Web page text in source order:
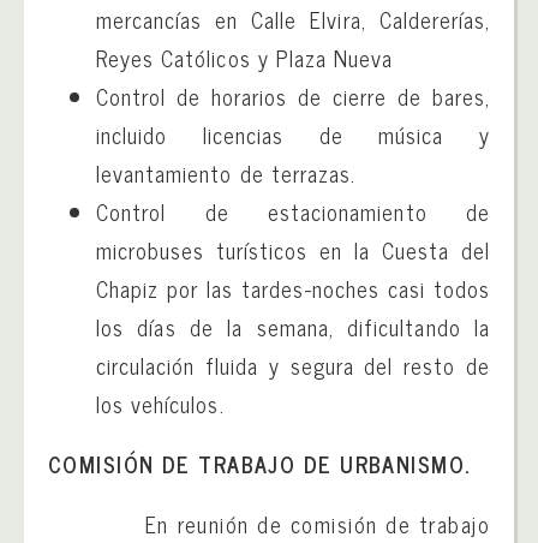
mercancías en Calle Elvira, Caldererías,
Reyes Católicos y Plaza Nueva
Control de horarios de cierre de bares,
incluido licencias de música y
levantamiento de terrazas.
Control de estacionamiento de
microbuses turísticos en la Cuesta del
Chapiz por las tardes-noches casi todos
los días de la semana, dificultando la
circulación fluida y segura del resto de
los vehículos.
COMISIÓN DE TRABAJO DE URBANISMO.
En reunión de comisión de trabajo